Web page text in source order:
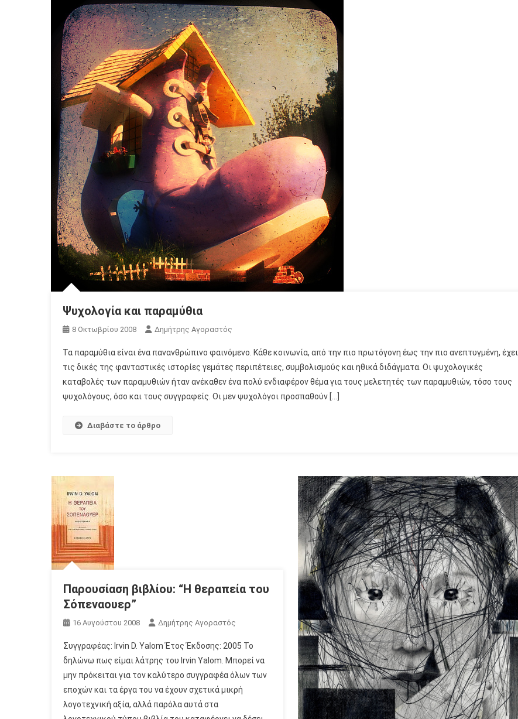
Ψυχολογία και παραμύθια
8 Οκτωβρίου 2008 Δημήτρης Αγοραστός
Τα παραμύθια είναι ένα πανανθρώπινο φαινόμενο. Κάθε κοινωνία, από την πιο πρωτόγονη έως την πιο ανεπτυγμένη, έχει
τις δικές της φανταστικές ιστορίες γεμάτες περιπέτειες, συμβολισμούς και ηθικά διδάγματα. Οι ψυχολογικές
καταβολές των παραμυθιών ήταν ανέκαθεν ένα πολύ ενδιαφέρον θέμα για τους μελετητές των παραμυθιών, τόσο τους
ψυχολόγους, όσο και τους συγγραφείς. Οι μεν ψυχολόγοι προσπαθούν […]
Διαβάστε το άρθρο
Παρουσίαση βιβλίου: “Η θεραπεία του
Σόπεναουερ”
16 Αυγούστου 2008 Δημήτρης Αγοραστός
Συγγραφέας: Irvin D. Yalom Έτος Έκδοσης: 2005 Το
δηλώνω πως είμαι λάτρης του Irvin Yalom. Μπορεί να
μην πρόκειται για τον καλύτερο συγγραφέα όλων των
εποχών και τα έργα του να έχουν σχετικά μικρή
λογοτεχνική αξία, αλλά παρόλα αυτά στα